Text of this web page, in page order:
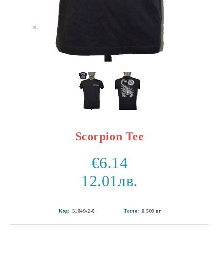
Scorpion Tee
€6.14
12.01лв.
Код: 31049-2-6 Тегло: 0.500 кг